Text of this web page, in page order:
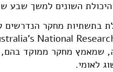
תחומי יכולת בתשתיות מחקר
שמאמץ מחקר ממוקד
לאומי.